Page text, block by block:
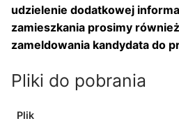
udzielenie dodatkowej
zamieszkania prosimy
zameldowania kandydata do
Pliki do pobrania
Plik